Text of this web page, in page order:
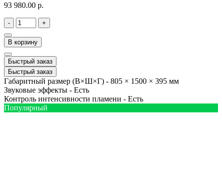
93 980.00 р.
- +
В корзину
Быстрый заказ
Быстрый заказ
Габаритный размер (В×Ш×Г) - 805 × 1500 × 395 мм
Звуковые эффекты - Есть
Контроль интенсивности пламени - Есть
Популярный